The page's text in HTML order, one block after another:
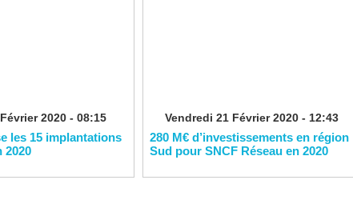
2020 - 08:15
les 15 implantations
2020
Vendredi 21 Février 2020 - 12:43
280 M€ d’investissements en région
Sud pour SNCF Réseau en 2020